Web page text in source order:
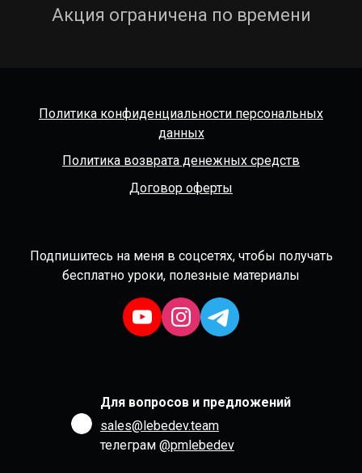
Акция ограничена по времени
Политика конфиденциальности персональных
данных
Политика возврата денежных средств
Договор оферты
Подпишитесь на меня в соцсетях, чтобы получать
бесплатно уроки, полезные материалы
Для вопросов и предложений
sales@lebedev.team
телеграм @pmlebedev